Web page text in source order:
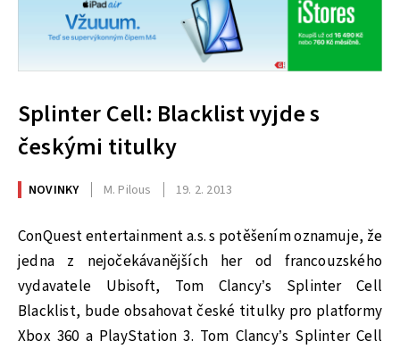
Splinter Cell: Blacklist vyjde s
českými titulky
NOVINKY M. Pilous 19. 2. 2013
ConQuest entertainment a.s. s potěšením oznamuje, že
jedna z nejočekávanějších her od francouzského
vydavatele Ubisoft, Tom Clancy’s Splinter Cell
Blacklist, bude obsahovat české titulky pro platformy
Xbox 360 a PlayStation 3. Tom Clancy’s Splinter Cell